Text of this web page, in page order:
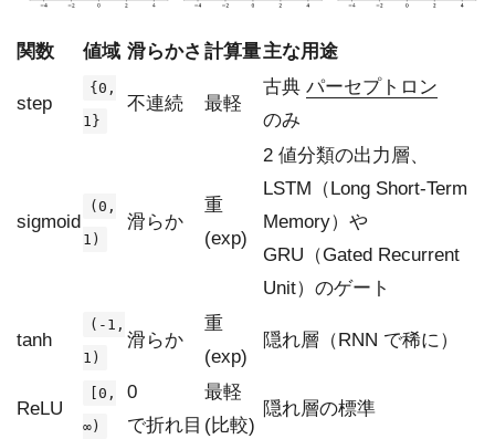
関数 値域 滑らかさ 計算量主な用途
step
{0,
1}
不連続 最軽
古典 パーセプトロン
のみ
sigmoid
(0,
1)
滑らか
重
(exp)
2 値分類の出力層、
LSTM（Long Short-Term
Memory）や
GRU（Gated Recurrent
Unit）のゲート
tanh
(-1,
1)
滑らか
重
(exp)
隠れ層（RNN で稀に）
ReLU
[0,
∞)
0
で折れ目
最軽
(比較)
隠れ層の標準